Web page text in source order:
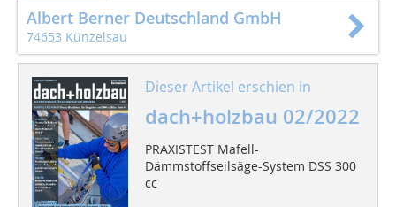
Albert Berner Deutschland GmbH
74653 Künzelsau
Dieser Artikel erschien in
dach+holzbau 02/2022
PRAXISTEST Mafell-
Dämmstoffseilsäge-System DSS 300
cc